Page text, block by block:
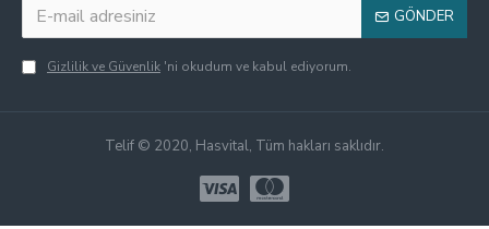
GÖNDER
Gizlilik ve Güvenlik 'ni okudum ve kabul ediyorum.
Telif © 2020, Hasvital, Tüm hakları saklıdır.